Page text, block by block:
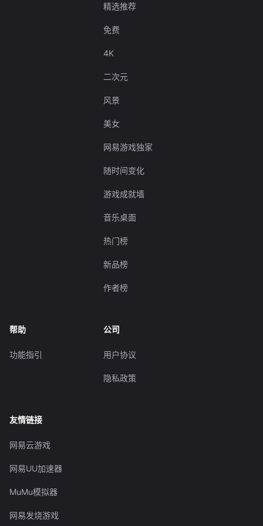
精选推荐
免费
4K
二次元
风景
美女
网易游戏独家
随时间变化
游戏成就墙
音乐桌面
热门榜
新品榜
作者榜
帮助
功能指引
公司
用户协议
隐私政策
友情链接
网易云游戏
网易UU加速器
MuMu模拟器
网易发烧游戏